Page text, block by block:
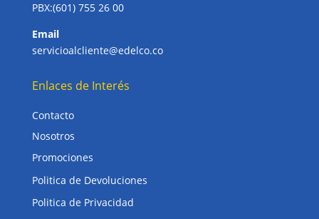
PBX:(601) 755 26 00
Email
servicioalcliente@edelco.co
Enlaces de Interés
Contacto
Nosotros
Promociones
Politica de Devoluciones
Politica de Privacidad